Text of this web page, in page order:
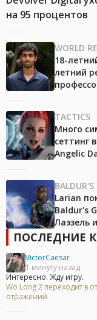
на 95 процентов
WORLD
18-
летний
TACTICS
Много
сеттинг
Angelic
Larian
Baldur's
Лаэзель
ПОСЛЕДНИЕ
VictorCaesar
1 минуту назад
Интересно. Жду игру.
Wo Long 2 переходит в
отражений